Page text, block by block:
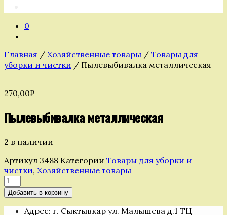
0
Главная / Хозяйственные товары / Товары для
уборки и чистки / Пылевыбивалка металлическая
270,00₽
Пылевыбивалка металлическая
2 в наличии
Артикул 3488 Категории Товары для уборки и
чистки, Хозяйственные товары
Количество
товара
Пылевыбивалка
металлическая
Добавить в корзину
Адрес: г. Сыктывкар ул. Малышева д.1 ТЦ